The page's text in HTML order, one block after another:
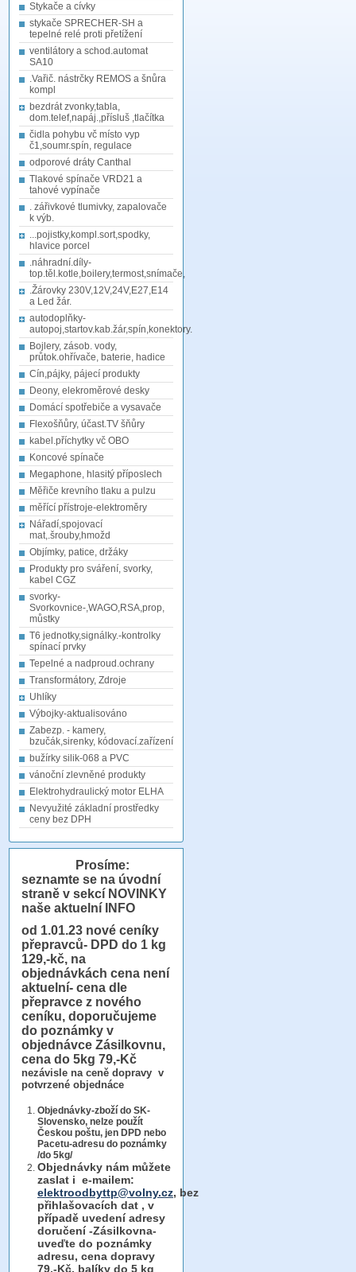
Stykače a cívky
stykače SPRECHER-SH a
tepelné relé proti přetížení
ventilátory a schod.automat
SA10
.Vařič. nástrčky REMOS a šnůra
kompl
bezdrát zvonky,tabla,
dom.telef,napáj.,přísluš ,tlačítka
čidla pohybu vč místo vyp
č1,soumr.spín, regulace
odporové dráty Canthal
Tlakové spínače VRD21 a
tahové vypínače
. zářivkové tlumivky, zapalovače
k výb.
...pojistky,kompl.sort,spodky,
hlavice porcel
.náhradní.díly-
top.těl.kotle,boilery,termost,snímače,
.Žárovky 230V,12V,24V,E27,E14
a Led žár.
autodoplňky-
autopoj,startov.kab.žár,spín,konektory.
Bojlery, zásob. vody,
průtok.ohřívače, baterie, hadice
Cín,pájky, pájecí produkty
Deony, elekroměrové desky
Domácí spotřebiče a vysavače
Flexošňůry, účast.TV šňůry
kabel.příchytky vč OBO
Koncové spínače
Megaphone, hlasitý příposlech
Měřiče krevního tlaku a pulzu
měřící přístroje-elektroměry
Nářadí,spojovací
mat,.šrouby,hmožd
Objímky, patice, držáky
Produkty pro sváření, svorky,
kabel CGZ
svorky-
Svorkovnice-,WAGO,RSA,prop,
můstky
T6 jednotky,signálky.-kontrolky
spínací prvky
Tepelné a nadproud.ochrany
Transformátory, Zdroje
Uhlíky
Výbojky-aktualisováno
Zabezp. - kamery,
bzučák,sirenky, kódovací.zařízení
bužírky silik-068 a PVC
vánoční zlevněné produkty
Elektrohydraulický motor ELHA
Nevyužité základní prostředky
ceny bez DPH
Prosíme:
seznamte se na úvodní
straně v sekcí NOVINKY
naše aktuelní INFO
od 1.01.23 nové ceníky
přepravců- DPD do 1 kg
129,-kč, na
objednávkách cena není
aktuelní- cena dle
přepravce z nového
ceníku, doporučujeme
do poznámky v
objednávce Zásilkovnu,
cena do 5kg 79,-Kč
nezávisle na ceně dopravy v
potvrzené objednáce
Objednávky-zboží do SK-
Slovensko, nelze použít
Českou poštu, jen DPD nebo
Pacetu-adresu do poznámky
/do 5kg/
Objednávky nám můžete
zaslat i e-mailem:
elektroodbyttp@volny.cz, bez
přihlašovacích dat , v
případě uvedení adresy
doručení -Zásilkovna-
uveďte do poznámky
adresu, cena dopravy
79,-Kč, balíky do 5 kg